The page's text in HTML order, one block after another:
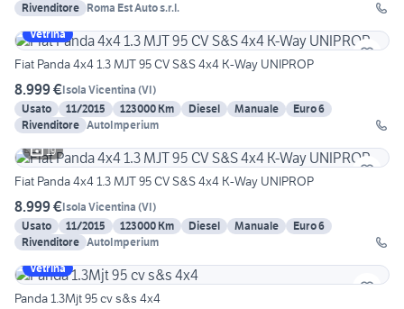
Rivenditore Roma Est Auto s.r.l.
Vetrina
Fiat Panda 4x4 1.3 MJT 95 CV S&S 4x4 K-Way UNIPROP
8.999 €Isola Vicentina (VI)
Usato
11/2015 123000 Km Diesel Manuale
Euro 6
Rivenditore AutoImperium
19
Fiat Panda 4x4 1.3 MJT 95 CV S&S 4x4 K-Way UNIPROP
8.999 €Isola Vicentina (VI)
Usato
11/2015 123000 Km Diesel Manuale
Euro 6
Rivenditore AutoImperium
Vetrina
Panda 1.3Mjt 95 cv s&s 4x4